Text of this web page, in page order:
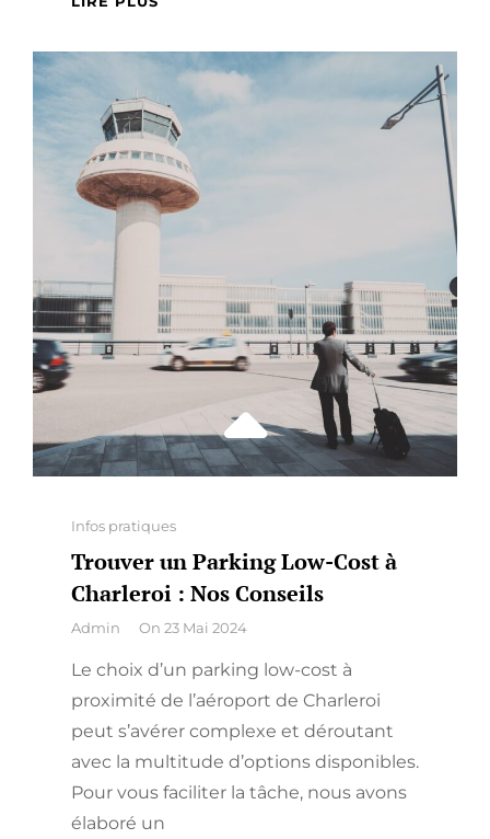
SÉCURISÉ
LES
MEILLEURES
ASTUCES
POUR
UN
DÉPART
Categories
Infos pratiques
Trouver un Parking Low-Cost à
Charleroi : Nos Conseils
By
Admin On 23 Mai 2024
Le choix d’un parking low-cost à
proximité de l’aéroport de Charleroi
peut s’avérer complexe et déroutant
avec la multitude d’options disponibles.
Pour vous faciliter la tâche, nous avons
élaboré un